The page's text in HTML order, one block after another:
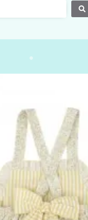
estampado floral
un estilo dulce,
Un diseño ligero y
los días más cálidos.
anchos que se
bonito volante
que aporta
Los detalles en tejido a
el bajo crean un
realza el diseño. Su